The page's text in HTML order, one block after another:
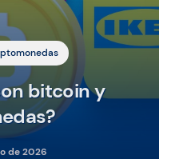
bitcoin y
de 2026